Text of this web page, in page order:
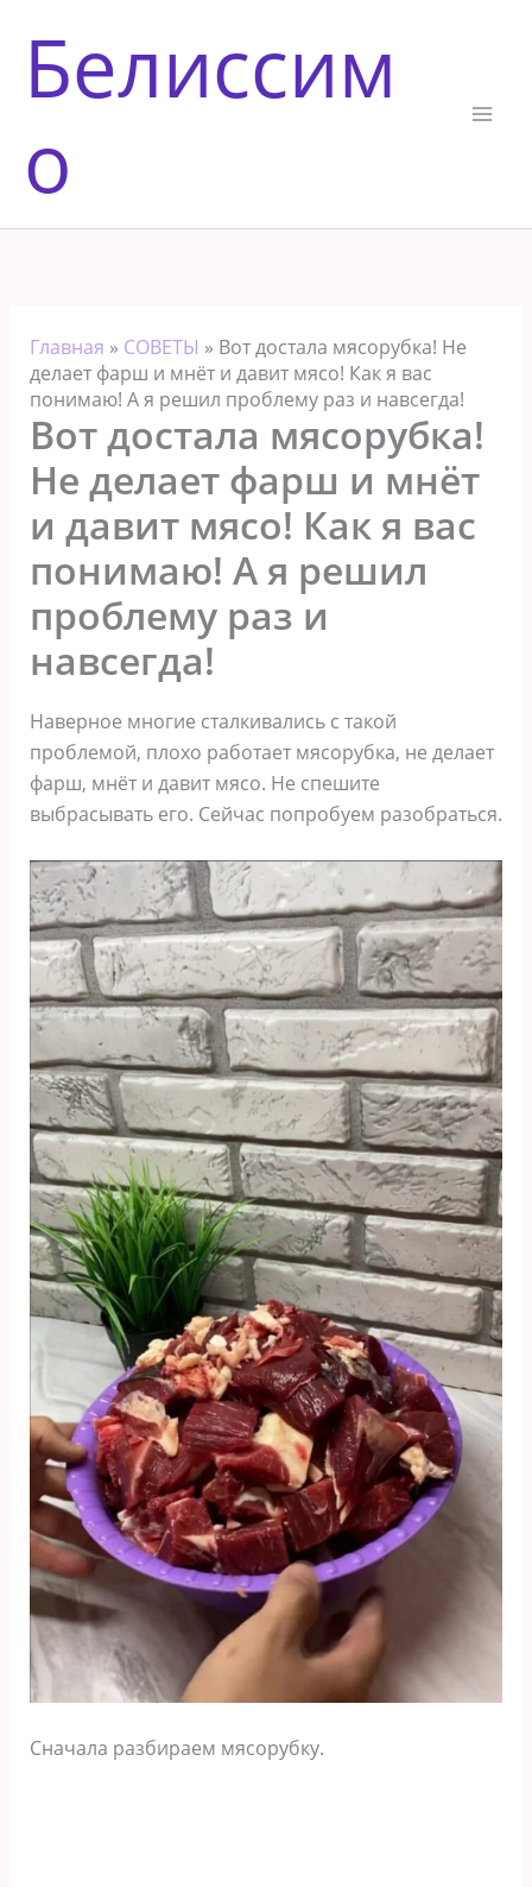
содержимому
Белиссим
о
Главная » СОВЕТЫ » Вот достала мясорубка! Не
делает фарш и мнёт и давит мясо! Как я вас
понимаю! А я решил проблему раз и навсегда!
Вот достала мясорубка!
Не делает фарш и мнёт
и давит мясо! Как я вас
понимаю! А я решил
проблему раз и
навсегда!
Наверное многие сталкивались с такой
проблемой, плохо работает мясорубка, не делает
фарш, мнёт и давит мясо. Не спешите
выбрасывать его. Сейчас попробуем разобраться.
Сначала разбираем мясорубку.